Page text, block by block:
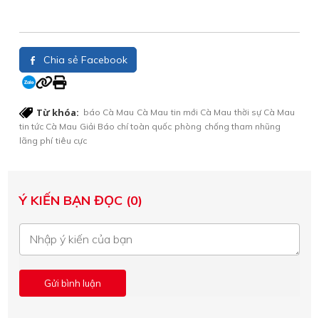
Chia sẻ Facebook
Từ khóa: báo Cà Mau Cà Mau tin mới Cà Mau thời sự Cà Mau
tin tức Cà Mau Giải Báo chí toàn quốc phòng chống tham nhũng
lãng phí tiêu cực
Ý KIẾN BẠN ĐỌC (0)